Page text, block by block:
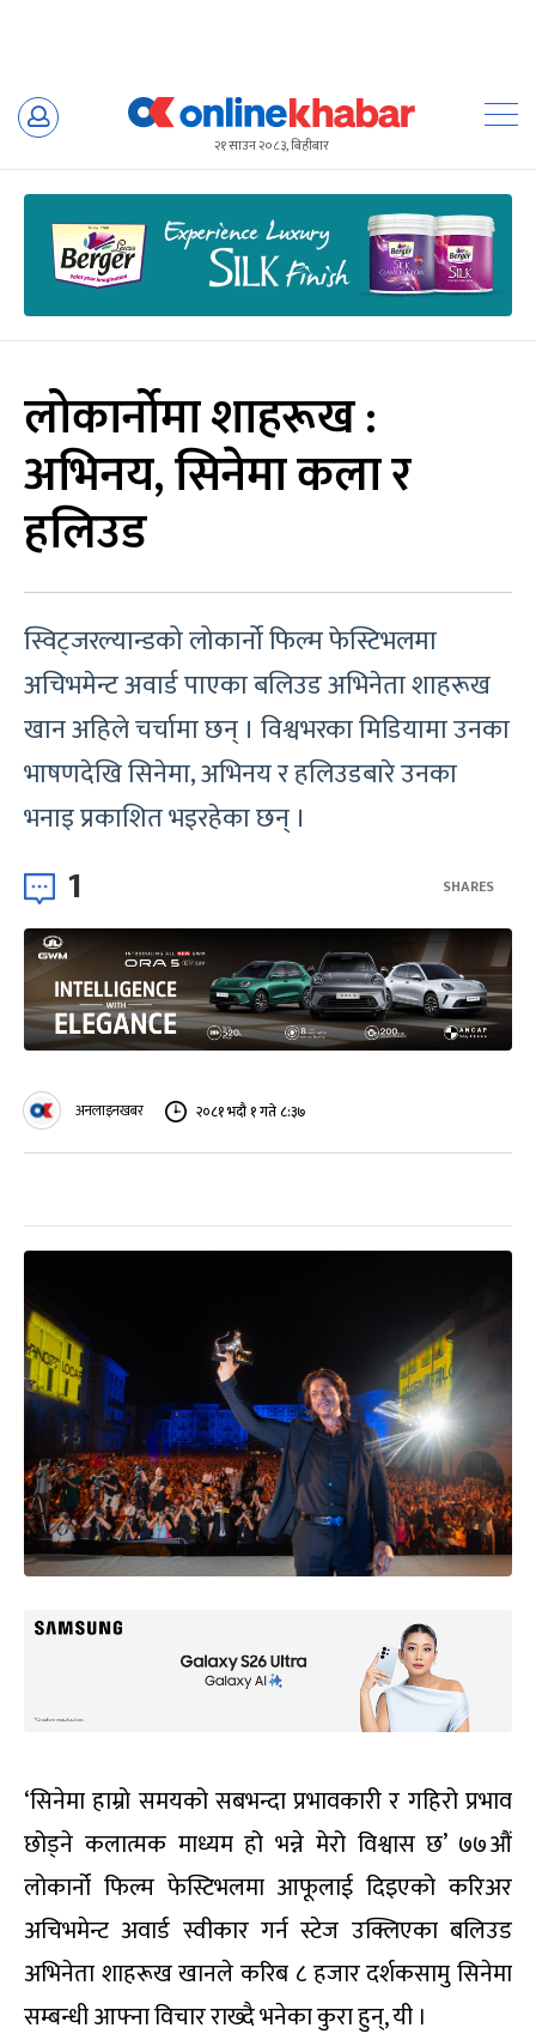
Skip
२१ साउन २०८३, बिहीबार
लोकार्नोमा शाहरूख :
अभिनय, सिनेमा कला र
हलिउड
स्विट्जरल्यान्डको लोकार्नो फिल्म फेस्टिभलमा
अचिभमेन्ट अवार्ड पाएका बलिउड अभिनेता शाहरूख
खान अहिले चर्चामा छन् । विश्वभरका मिडियामा उनका
भाषणदेखि सिनेमा, अभिनय र हलिउडबारे उनका
भनाइ प्रकाशित भइरहेका छन् ।
1 SHARES
अनलाइनखबर २०८१ भदौ १ गते ८:३७
‘सिनेमा हाम्रो समयको सबभन्दा प्रभावकारी र गहिरो प्रभाव
छोड्ने कलात्मक माध्यम हो भन्ने मेरो विश्वास छ’ ७७औं
लोकार्नो फिल्म फेस्टिभलमा आफूलाई दिइएको करिअर
अचिभमेन्ट अवार्ड स्वीकार गर्न स्टेज उक्लिएका बलिउड
अभिनेता शाहरूख खानले करिब ८ हजार दर्शकसामु सिनेमा
सम्बन्धी आफ्ना विचार राख्दै भनेका कुरा हुन्, यी ।